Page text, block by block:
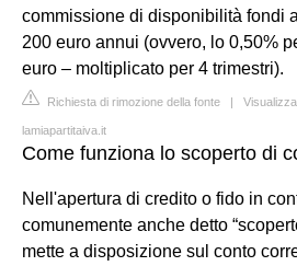
commissione di disponibilità fondi
200 euro annui (ovvero, lo 0,50%
euro – moltiplicato per 4 trimestri).
Richiesta di rimozione della fonte |
lamiapartitaiva.it
Come funziona lo scoperto di
Nell'apertura di credito o fido in
comunemente anche detto
mette a disposizione sul conto